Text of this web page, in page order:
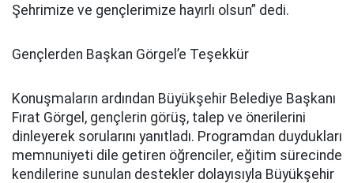
Şehrimize ve gençlerimize hayırlı olsun” dedi.
Gençlerden Başkan Görgel’e Teşekkür
Konuşmaların ardından Büyükşehir Belediye Başkanı
Fırat Görgel, gençlerin görüş, talep ve önerilerini
dinleyerek sorularını yanıtladı. Programdan duydukları
memnuniyeti dile getiren öğrenciler, eğitim sürecinde
kendilerine sunulan destekler dolayısıyla Büyükşehir